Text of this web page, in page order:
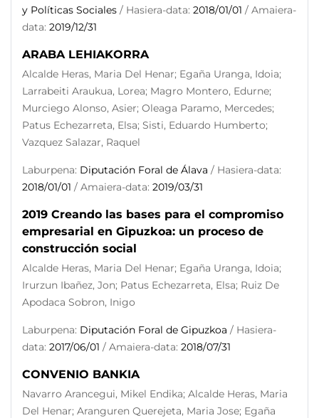
y Políticas Sociales / Hasiera-data: 2018/01/01 / Amaiera-
data: 2019/12/31
ARABA LEHIAKORRA
Alcalde Heras, Maria Del Henar; Egaña Uranga, Idoia;
Larrabeiti Araukua, Lorea; Magro Montero, Edurne;
Murciego Alonso, Asier; Oleaga Paramo, Mercedes;
Patus Echezarreta, Elsa; Sisti, Eduardo Humberto;
Vazquez Salazar, Raquel
Laburpena: Diputación Foral de Álava / Hasiera-data:
2018/01/01 / Amaiera-data: 2019/03/31
2019 Creando las bases para el compromiso
empresarial en Gipuzkoa: un proceso de
construcción social
Alcalde Heras, Maria Del Henar; Egaña Uranga, Idoia;
Irurzun Ibañez, Jon; Patus Echezarreta, Elsa; Ruiz De
Apodaca Sobron, Inigo
Laburpena: Diputación Foral de Gipuzkoa / Hasiera-
data: 2017/06/01 / Amaiera-data: 2018/07/31
CONVENIO BANKIA
Navarro Arancegui, Mikel Endika; Alcalde Heras, Maria
Del Henar; Aranguren Querejeta, Maria Jose; Egaña